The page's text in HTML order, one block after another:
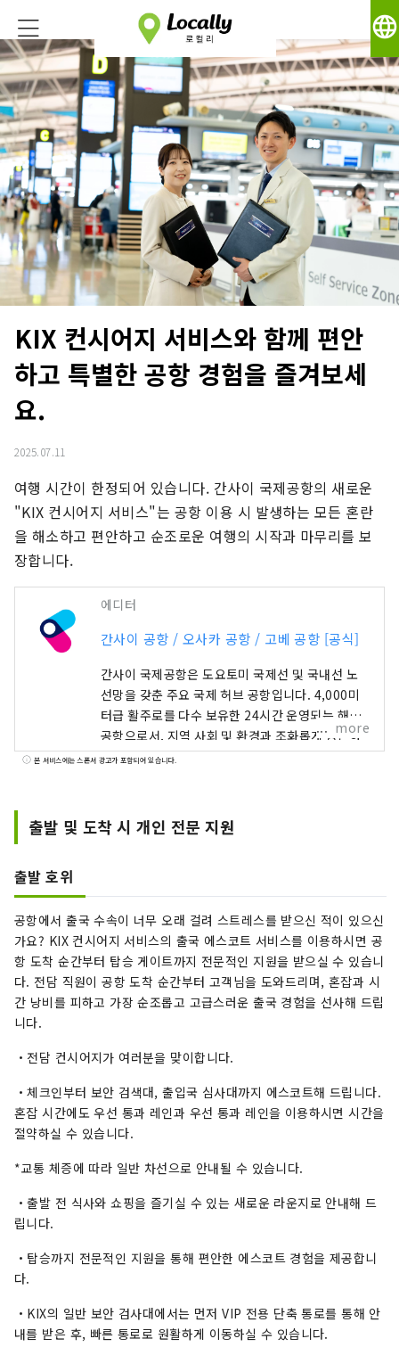
language
KIX 컨시어지 서비스와 함께 편안
하고 특별한 공항 경험을 즐겨보세
요.
2025.07.11
여행 시간이 한정되어 있습니다. 간사이 국제공항의 새로운
"KIX 컨시어지 서비스"는 공항 이용 시 발생하는 모든 혼란
을 해소하고 편안하고 순조로운 여행의 시작과 마무리를 보
장합니다.
에디터
간사이 공항 / 오사카 공항 / 고베 공항 [공식]
간사이 국제공항은 도요토미 국제선 및 국내선 노
선망을 갖춘 주요 국제 허브 공항입니다. 4,000미
터급 활주로를 다수 보유한 24시간 운영되는 해상
공항으로서, 지역 사회 및 환경과 조화롭게 공존하
며 많은 사람들이 이용하고 있습니다.
more
본 서비스에는 스폰서 광고가 포함되어 있습니다.
출발 및 도착 시 개인 전문 지원
출발 호위
공항에서 출국 수속이 너무 오래 걸려 스트레스를 받으신 적이 있으신
가요? KIX 컨시어지 서비스의 출국 에스코트 서비스를 이용하시면 공
항 도착 순간부터 탑승 게이트까지 전문적인 지원을 받으실 수 있습니
다. 전담 직원이 공항 도착 순간부터 고객님을 도와드리며, 혼잡과 시
간 낭비를 피하고 가장 순조롭고 고급스러운 출국 경험을 선사해 드립
니다.
・전담 컨시어지가 여러분을 맞이합니다.
・체크인부터 보안 검색대, 출입국 심사대까지 에스코트해 드립니다.
혼잡 시간에도 우선 통과 레인과 우선 통과 레인을 이용하시면 시간을
절약하실 수 있습니다.
*교통 체증에 따라 일반 차선으로 안내될 수 있습니다.
・출발 전 식사와 쇼핑을 즐기실 수 있는 새로운 라운지로 안내해 드
립니다.
・탑승까지 전문적인 지원을 통해 편안한 에스코트 경험을 제공합니
다.
・KIX의 일반 보안 검사대에서는 먼저 VIP 전용 단축 통로를 통해 안
내를 받은 후, 빠른 통로로 원활하게 이동하실 수 있습니다.